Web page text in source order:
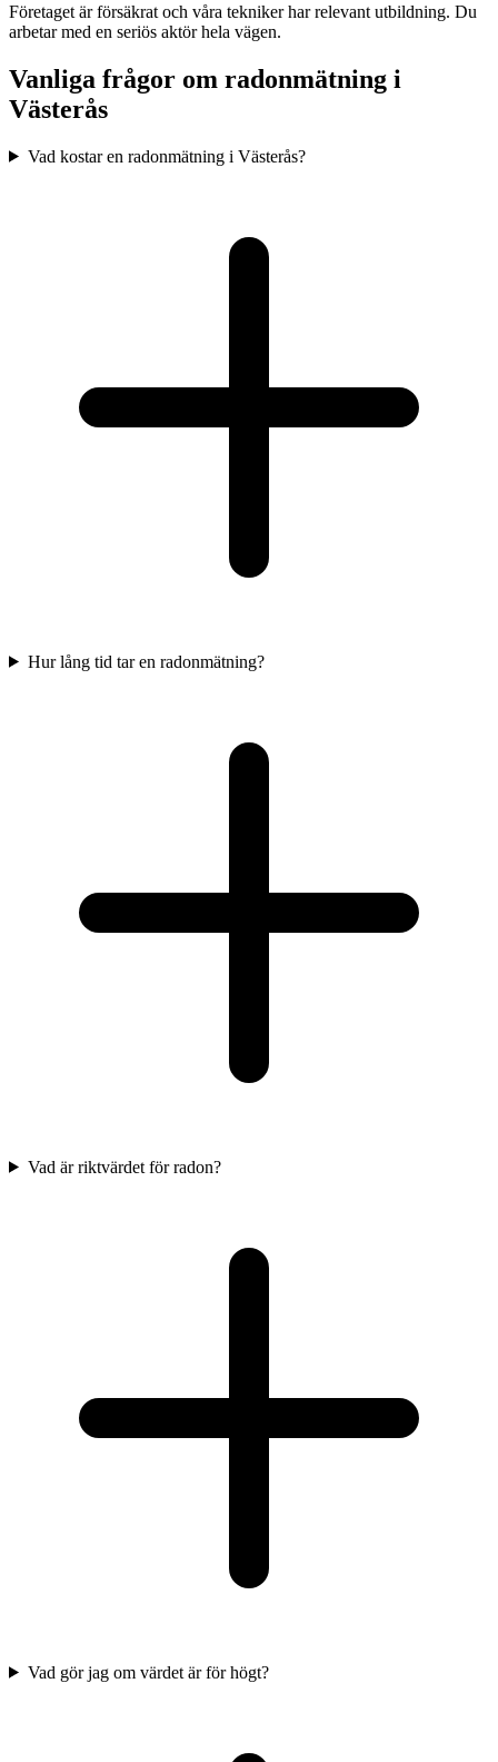
Företaget är försäkrat och våra tekniker har relevant utbildning. Du
arbetar med en seriös aktör hela vägen.
Vanliga frågor om radonmätning i
Västerås
Vad kostar en radonmätning i Västerås?
Hur lång tid tar en radonmätning?
Vad är riktvärdet för radon?
Vad gör jag om värdet är för högt?